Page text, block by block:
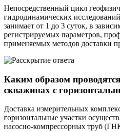
Непосредственный цикл
гидродинамических
занимает от 1 до 3 суток, в
регистрируемых параметров,
применяемых методов доставки
Каким образом
скважинах с
Доставка измерительных
горизонтальные участки
насосно-компрессорных труб